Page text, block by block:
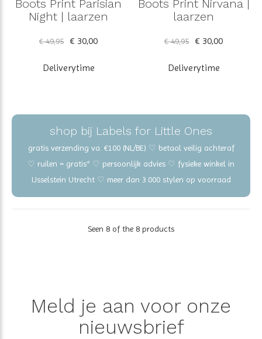
Boots Print Parisian
Night | laarzen
€ 49,95 € 30,00
Deliverytime
Boots Print Nirvana |
laarzen
€ 49,95 € 30,00
Deliverytime
shop bij Labels for Little Ones
gratis verzending va. €100 (NL/BE) ♡ betaal veilig achteraf
♡ ruilen = gratis* ♡ persoonlijk advies ♡ fysieke winkel in
IJsselstein Utrecht ♡ meer dan 3.000 stylen op voorraad
Seen 8 of the 8 products
Meld je aan voor onze
nieuwsbrief